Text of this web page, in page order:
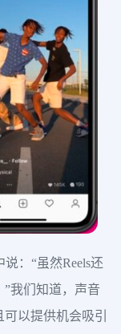
：“虽然Reels还
我们知道，声音
以提供机会吸引